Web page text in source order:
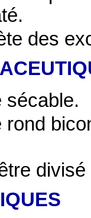
des
sécable.
rond